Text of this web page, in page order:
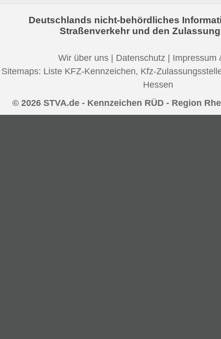
Deutschlands nicht-behördliches
Straßenverkehr und den
Wir über uns | Datenschutz | Impressum
Sitemaps: Liste KFZ-Kennzeichen, Kfz-
Hessen
© 2026 STVA.de - Kennzeichen RÜD - Region